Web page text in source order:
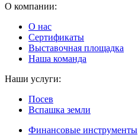
О компании:
О нас
Сертификаты
Выставочная площадка
Наша команда
Наши услуги:
Посев
Вспашка земли
Финансовые инструменты